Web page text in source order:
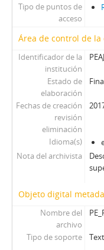
Tipo de puntos de
acceso
Área de control de la
Identificador de la
institución
Estado de
elaboración
Fechas de creación
revisión
eliminación
Idioma(s)
Nota del archivista
Objeto digital
Nombre del
archivo
Tipo de soporte